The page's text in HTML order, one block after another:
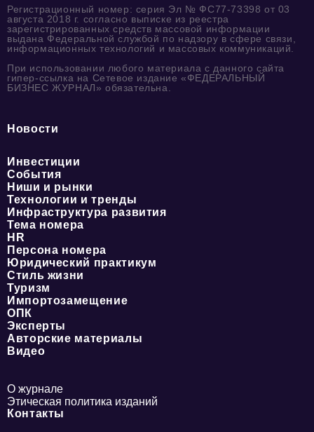
Регистрационный номер: серия Эл № ФС77-73398 от 03
августа 2018 г. согласно выписке из реестра
зарегистрированных средств массовой информации
выдана Федеральной службой по надзору в сфере связи,
информационных технологий и массовых коммуникаций.
При использовании любого материала с данного сайта
гипер-ссылка на Сетевое издание «ФЕДЕРАЛЬНЫЙ
БИЗНЕС ЖУРНАЛ» обязательна.
Новости
Инвестиции
События
Ниши и рынки
Технологии и тренды
Инфраструктура развития
Тема номера
HR
Персона номера
Юридический практикум
Стиль жизни
Туризм
Импортозамещение
ОПК
Эксперты
Авторские материалы
Видео
О журнале
Этическая политика изданий
Контакты